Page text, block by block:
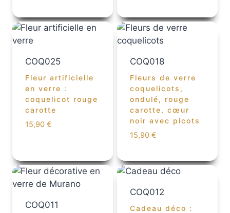
COQ025
Fleur artificielle
en verre :
coquelicot rouge
carotte
15,90 €
COQ018
Fleurs de verre
coquelicots,
ondulé, rouge
carotte, cœur
noir avec picots
15,90 €
COQ011
COQ012
Cadeau déco :